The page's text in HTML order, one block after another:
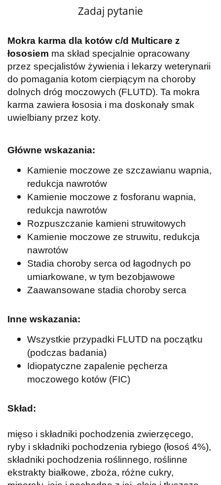
Zadaj pytanie
Mokra karma dla kotów c/d Multicare z
łososiem ma skład specjalnie opracowany
przez specjalistów żywienia i lekarzy weterynarii
do pomagania kotom cierpiącym na choroby
dolnych dróg moczowych (FLUTD). Ta mokra
karma zawiera łososia i ma doskonały smak
uwielbiany przez koty.
Główne wskazania:
Kamienie moczowe ze szczawianu wapnia,
redukcja nawrotów
Kamienie moczowe z fosforanu wapnia,
redukcja nawrotów
Rozpuszczanie kamieni struwitowych
Kamienie moczowe ze struwitu, redukcja
nawrotów
Stadia choroby serca od łagodnych po
umiarkowane, w tym bezobjawowe
Zaawansowane stadia choroby serca
Inne wskazania:
Wszystkie przypadki FLUTD na początku
(podczas badania)
Idiopatyczne zapalenie pęcherza
moczowego kotów (FIC)
Skład:
mięso i składniki pochodzenia zwierzęcego,
ryby i składniki pochodzenia rybiego (łosoś 4%),
składniki pochodzenia roślinnego, roślinne
ekstrakty białkowe, zboża, różne cukry,